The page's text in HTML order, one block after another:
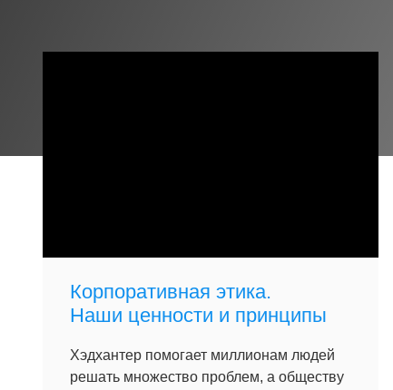
Корпоративная этика.
Наши ценности и принципы
Хэдхантер помогает миллионам людей
решать множество проблем, а обществу